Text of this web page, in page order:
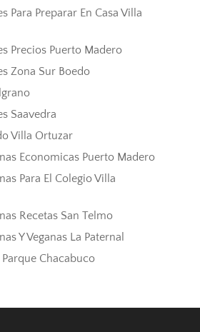
Para Preparar En Casa Villa
Precios Puerto Madero
Zona Sur Boedo
Saavedra
Villa Ortuzar
Economicas Puerto Madero
Para El Colegio Villa
Recetas San Telmo
Y Veganas La Paternal
Chacabuco